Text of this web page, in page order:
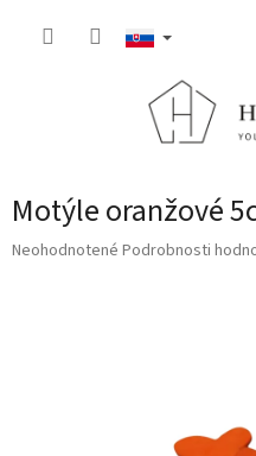
Motýle oranžové
Priemerné
Neohodnotené Podrobnosti